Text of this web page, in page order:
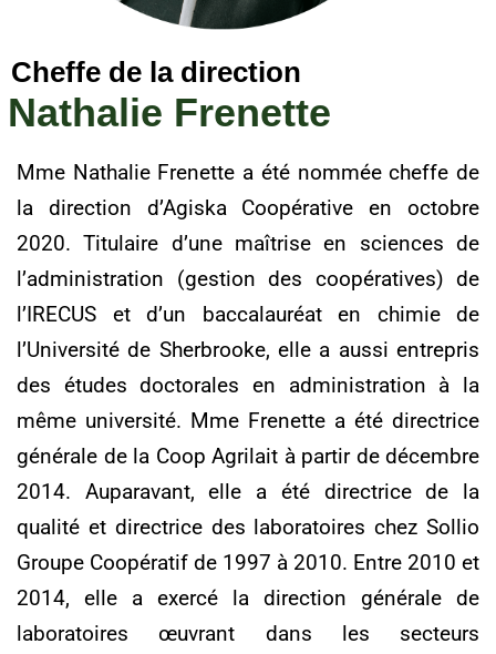
Cheffe de la direction
Nathalie Frenette
Mme Nathalie Frenette a été nommée cheffe de
la direction d’Agiska Coopérative en octobre
2020. Titulaire d’une maîtrise en sciences de
l’administration (gestion des coopératives) de
l’IRECUS et d’un baccalauréat en chimie de
l’Université de Sherbrooke, elle a aussi entrepris
des études doctorales en administration à la
même université. Mme Frenette a été directrice
générale de la Coop Agrilait à partir de décembre
2014. Auparavant, elle a été directrice de la
qualité et directrice des laboratoires chez Sollio
Groupe Coopératif de 1997 à 2010. Entre 2010 et
2014, elle a exercé la direction générale de
laboratoires œuvrant dans les secteurs